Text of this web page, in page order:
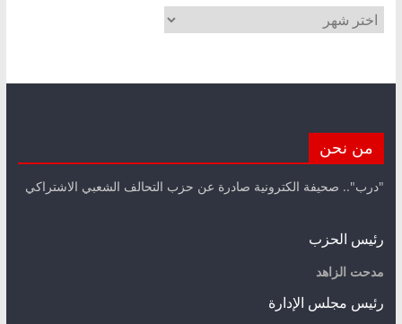
الأرشيف
من نحن
"درب".. صحيفة الكترونية صادرة عن حزب التحالف الشعبي الاشتراكي
رئيس الحزب
مدحت الزاهد
رئيس مجلس الإدارة